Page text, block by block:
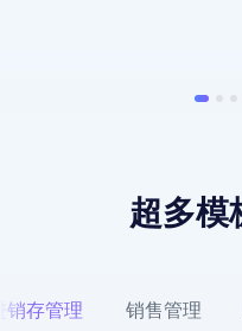
超多模
销存管理 销售管理